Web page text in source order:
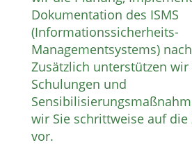
Dokumentation des ISMS
(Informationssicherheits-
Managementsystems)
Zusätzlich unterstützen wir
Schulungen und
wir Sie schrittweise auf
vor.